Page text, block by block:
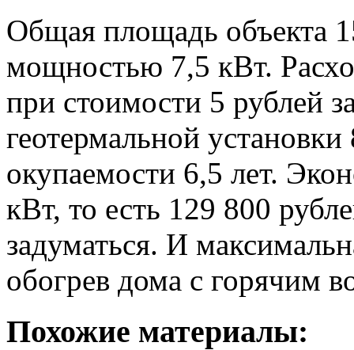
Общая площадь объекта
мощностью 7,5 кВт.
при стоимости 5 рублей
геотермальной
окупаемости 6,5 лет.
кВт, то есть 129 800
задуматься. И
обогрев дома с горячим
Похожие материалы: